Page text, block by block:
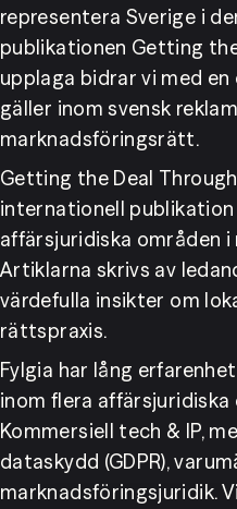
representera Sverige i
publikationen Getting
upplaga bidrar vi med
gäller inom svensk
marknadsföringsrätt.
Getting the Deal
internationell
affärsjuridiska områden i
Artiklarna skrivs av
värdefulla insikter om
rättspraxis.
Fylgia har lång
inom flera
Kommersiell tech & IP,
dataskydd (GDPR),
marknadsföringsjuridik.